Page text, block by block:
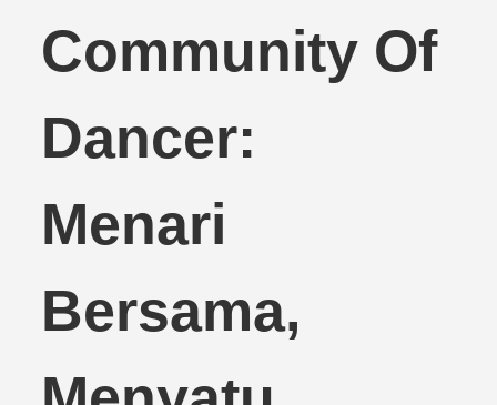
Community Of
Dancer:
Menari
Bersama,